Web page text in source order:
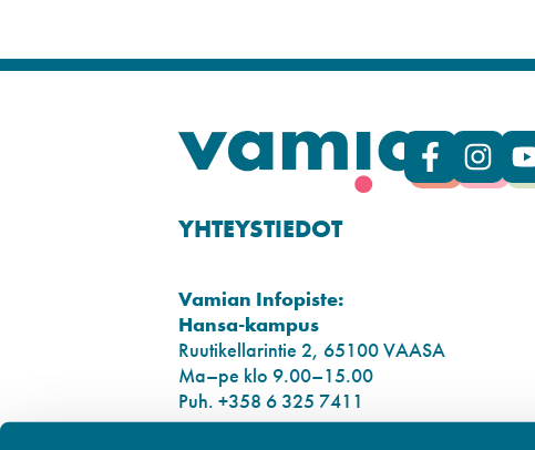
YHTEYSTIEDOT
Vamian Infopiste:
Hansa-kampus
Ruutikellarintie 2, 65100 VAASA
Ma–pe klo 9.00–15.00
Puh. +358 6 325 7411